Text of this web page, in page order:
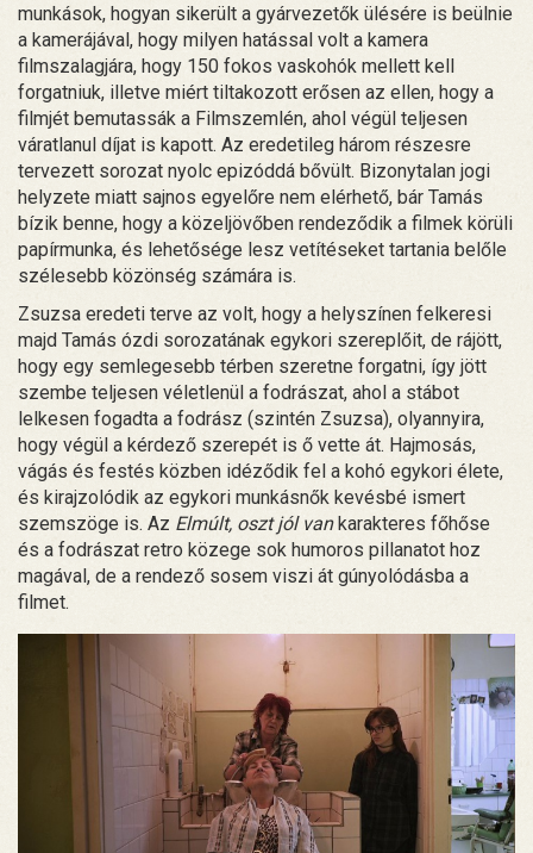
munkások, hogyan sikerült a gyárvezetők ülésére is beülnie
a kamerájával, hogy milyen hatással volt a kamera
filmszalagjára, hogy 150 fokos vaskohók mellett kell
forgatniuk, illetve miért tiltakozott erősen az ellen, hogy a
filmjét bemutassák a Filmszemlén, ahol végül teljesen
váratlanul díjat is kapott. Az eredetileg három részesre
tervezett sorozat nyolc epizóddá bővült. Bizonytalan jogi
helyzete miatt sajnos egyelőre nem elérhető, bár Tamás
bízik benne, hogy a közeljövőben rendeződik a filmek körüli
papírmunka, és lehetősége lesz vetítéseket tartania belőle
szélesebb közönség számára is.
Zsuzsa eredeti terve az volt, hogy a helyszínen felkeresi
majd Tamás ózdi sorozatának egykori szereplőit, de rájött,
hogy egy semlegesebb térben szeretne forgatni, így jött
szembe teljesen véletlenül a fodrászat, ahol a stábot
lelkesen fogadta a fodrász (szintén Zsuzsa), olyannyira,
hogy végül a kérdező szerepét is ő vette át. Hajmosás,
vágás és festés közben idéződik fel a kohó egykori élete,
és kirajzolódik az egykori munkásnők kevésbé ismert
szemszöge is. Az Elmúlt, oszt jól vankarakteres főhőse
és a fodrászat retro közege sok humoros pillanatot hoz
magával, de a rendező sosem viszi át gúnyolódásba a
filmet.